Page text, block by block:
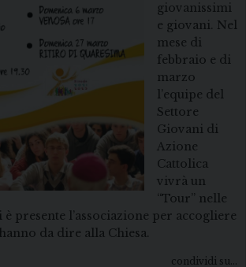
giovanissimi
e giovani. Nel
mese di
febbraio e di
marzo
l’equipe del
Settore
Giovani di
Azione
Cattolica
vivrà un
“Tour” nelle
presente l’associazione per accogliere
da dire alla Chiesa.
condividi su...